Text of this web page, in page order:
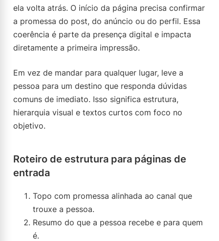
ela volta atrás. O início da página precisa confirmar
a promessa do post, do anúncio ou do perfil. Essa
coerência é parte da presença digital e impacta
diretamente a primeira impressão.
Em vez de mandar para qualquer lugar, leve a
pessoa para um destino que responda dúvidas
comuns de imediato. Isso significa estrutura,
hierarquia visual e textos curtos com foco no
objetivo.
Roteiro de estrutura para páginas de
entrada
Topo com promessa alinhada ao canal que
trouxe a pessoa.
Resumo do que a pessoa recebe e para quem
é.